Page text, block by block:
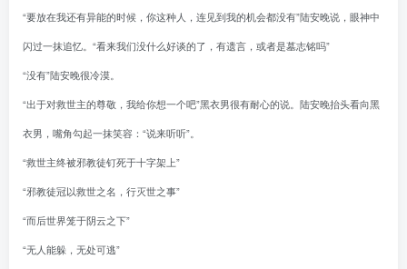
“要放在我还有异能的时候，你这种人，连见到我的机会都没有”陆安晚说，眼神中
闪过一抹追忆。“看来我们没什么好谈的了，有遗言，或者是墓志铭吗”
“没有”陆安晚很冷漠。
“出于对救世主的尊敬，我给你想一个吧”黑衣男很有耐心的说。陆安晚抬头看向黑
衣男，嘴角勾起一抹笑容：“说来听听”。
“救世主终被邪教徒钉死于十字架上”
“邪教徒冠以救世之名，行灭世之事”
“而后世界笼于阴云之下”
“无人能躲，无处可逃”